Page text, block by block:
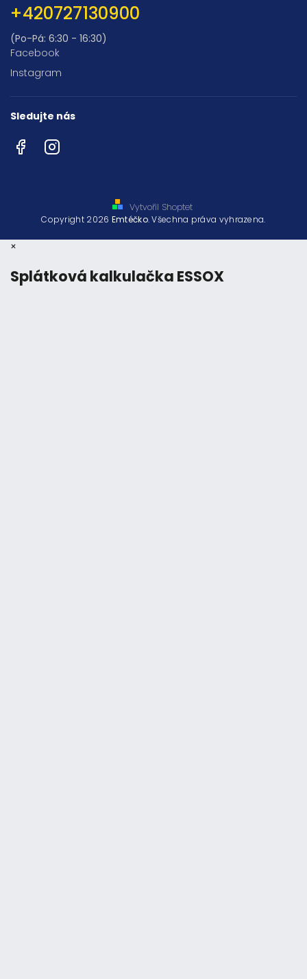
+420727130900
(Po-Pá: 6:30 - 16:30)
Facebook
Instagram
Sledujte nás
FacebookInstagram
Vytvořil Shoptet
Copyright 2026 Emtéčko. Všechna práva vyhrazena.
×
Splátková kalkulačka ESSOX